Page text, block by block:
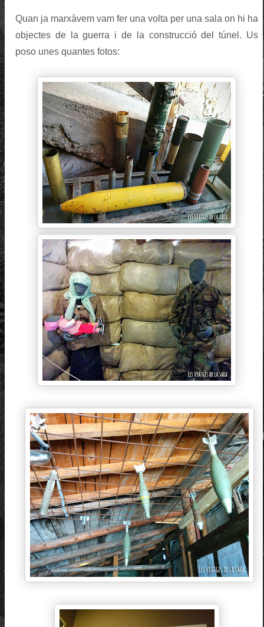
Quan ja marxàvem vam fer una volta per una sala on hi ha
objectes de la guerra i de la construcció del túnel. Us
poso unes quantes fotos: